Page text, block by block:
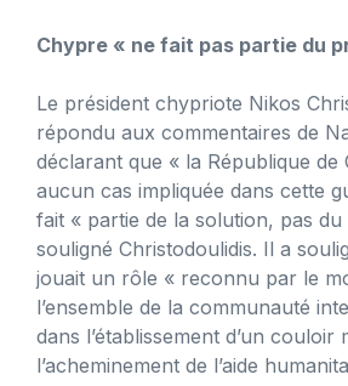
Chypre « ne fait pas partie du
Le président chypriote Nikos
répondu aux commentaires de
déclarant que « la République de
aucun cas impliquée dans cette
fait « partie de la solution, pas
souligné Christodoulidis. Il a
jouait un rôle « reconnu par le
l’ensemble de la communauté
dans l’établissement d’un couloir
l’acheminement de l’aide